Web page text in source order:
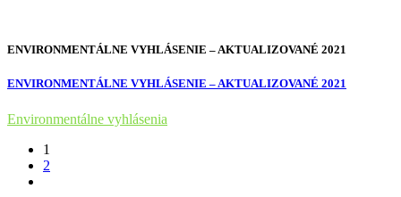
ENVIRONMENTÁLNE VYHLÁSENIE – AKTUALIZOVANÉ 2021
ENVIRONMENTÁLNE VYHLÁSENIE – AKTUALIZOVANÉ 2021
Environmentálne vyhlásenia
1
2